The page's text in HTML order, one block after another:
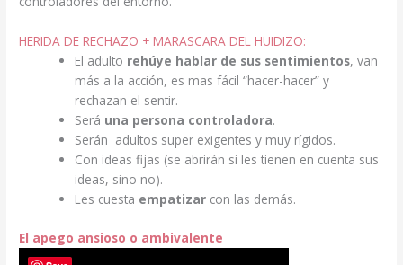
HERIDA DE RECHAZO + MARASCARA DEL HUIDIZO:
El adulto rehúye hablar de sus sentimientos, van
más a la acción, es mas fácil “hacer-hacer” y
rechazan el sentir.
Será una persona controladora.
Serán adultos super exigentes y muy rígidos.
Con ideas fijas (se abrirán si les tienen en cuenta sus
ideas, sino no).
Les cuesta empatizarcon las demás.
El apego ansioso o ambivalente